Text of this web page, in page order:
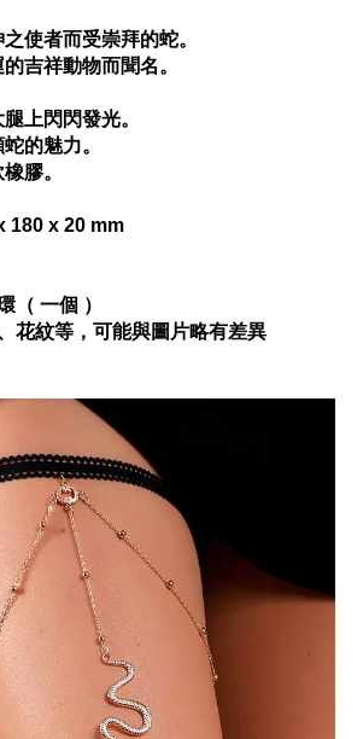
使者而受崇拜的蛇。
吉祥動物而聞名。
上閃閃發光。
的魅力。
膠。
180 x 20 mm
（ 一個 ）
花紋等，可能與圖片略有差異